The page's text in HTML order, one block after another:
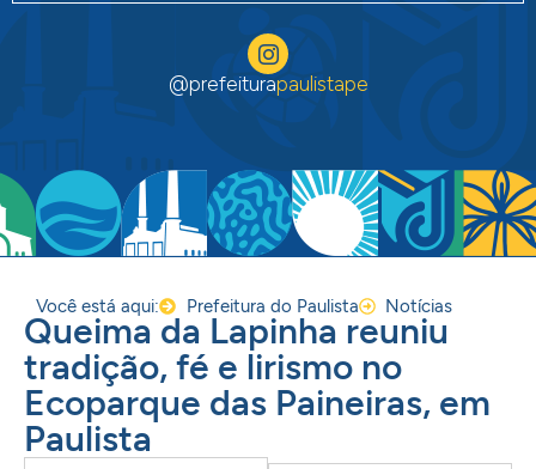
@prefeiturapaulistape
Você está aqui: Prefeitura do Paulista Notícias
Queima da Lapinha reuniu
tradição, fé e lirismo no
Ecoparque das Paineiras, em
Paulista